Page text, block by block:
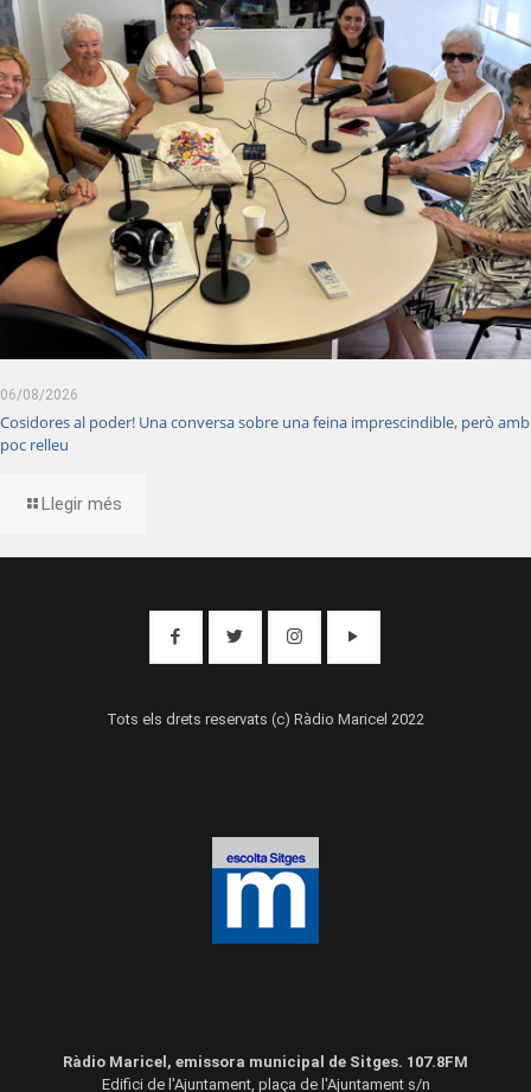
06/08/2026
Cosidores al poder! Una conversa sobre una feina imprescindible, però amb
poc relleu
Llegir més
Tots els drets reservats (c) Ràdio Maricel 2022
Ràdio Maricel, emissora municipal de Sitges. 107.8FM
Edifici de l'Ajuntament, plaça de l'Ajuntament s/n